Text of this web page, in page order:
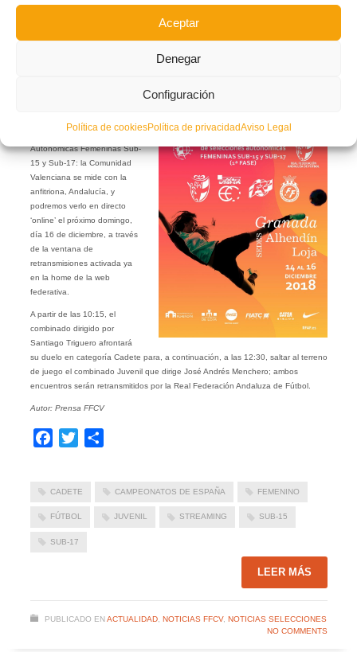
Aceptar
Denegar
Configuración
Política de cookiesPolítica de privacidadAviso Legal
El próximo domingo podremos disfrutar en directo vía ‘streaming’ del segundo
Autonómicas Femeninas Sub-
15 y Sub-17: la Comunidad
Valenciana se mide con la
anfitriona, Andalucía, y
podremos verlo en directo
‘online’ el próximo domingo,
día 16 de diciembre, a través
de la ventana de
retransmisiones activada ya
en la home de la web
federativa.
A partir de las 10:15, el
combinado dirigido por
Santiago Triguero afrontará
su duelo en categoría Cadete para, a continuación, a las 12:30, saltar al terreno
de juego el combinado Juvenil que dirige José Andrés Menchero; ambos
encuentros serán retransmitidos por la Real Federación Andaluza de Fútbol.
Autor: Prensa FFCV
Facebook
Twitter
CADETE CAMPEONATOS DE ESPAÑA FEMENINO
FÚTBOL JUVENIL STREAMING SUB-15
SUB-17
LEER MÁS
PUBLICADO EN ACTUALIDAD, NOTICIAS FFCV, NOTICIAS SELECCIONES
NO COMMENTS